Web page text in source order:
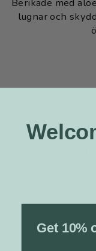
lugnar och
Bryts ner utan
av världens
Get 10%